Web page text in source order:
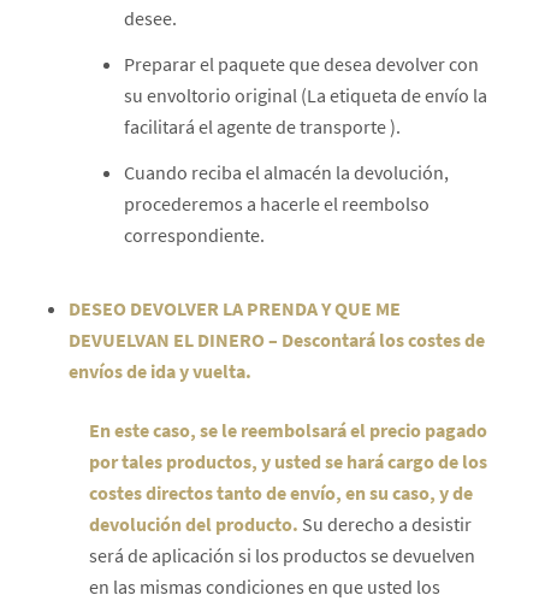
desee.
Preparar el paquete que desea devolver con
su envoltorio original (La etiqueta de envío la
facilitará el agente de transporte ).
Cuando reciba el almacén la devolución,
procederemos a hacerle el reembolso
correspondiente.
DESEO DEVOLVER LA PRENDA Y QUE ME
DEVUELVAN EL DINERO – Descontará los costes de
envíos de ida y vuelta.
En este caso, se le reembolsará el precio pagado
por tales productos, y usted se hará cargo de los
costes directos tanto de envío, en su caso, y de
devolución del producto. Su derecho a desistir
será de aplicación si los productos se devuelven
en las mismas condiciones en que usted los